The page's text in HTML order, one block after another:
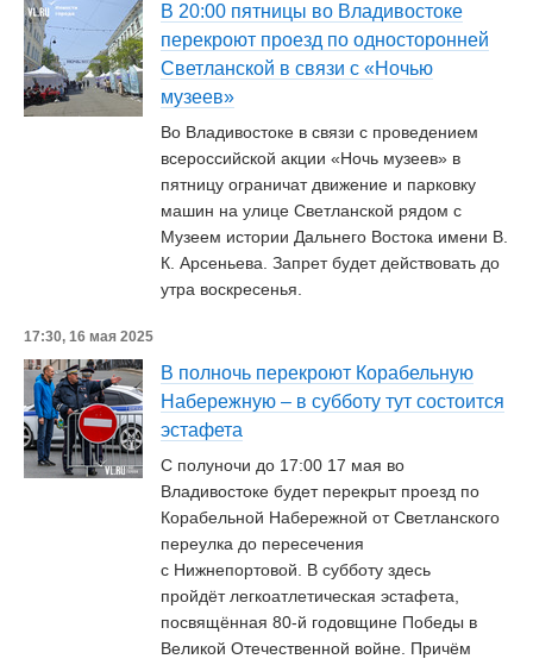
В 20:00 пятницы во Владивостоке
перекроют проезд по односторонней
Светланской в связи с «Ночью
музеев»
Во Владивостоке в связи с проведением
всероссийской акции «Ночь музеев» в
пятницу ограничат движение и парковку
машин на улице Светланской рядом с
Музеем истории Дальнего Востока имени В.
К. Арсеньева. Запрет будет действовать до
утра воскресенья.
17:30, 16 мая 2025
В полночь перекроют Корабельную
Набережную – в субботу тут состоится
эстафета
С полуночи до 17:00 17 мая во
Владивостоке будет перекрыт проезд по
Корабельной Набережной от Светланского
переулка до пересечения
с Нижнепортовой. В субботу здесь
пройдёт легкоатлетическая эстафета,
посвящённая 80-й годовщине Победы в
Великой Отечественной войне. Причём